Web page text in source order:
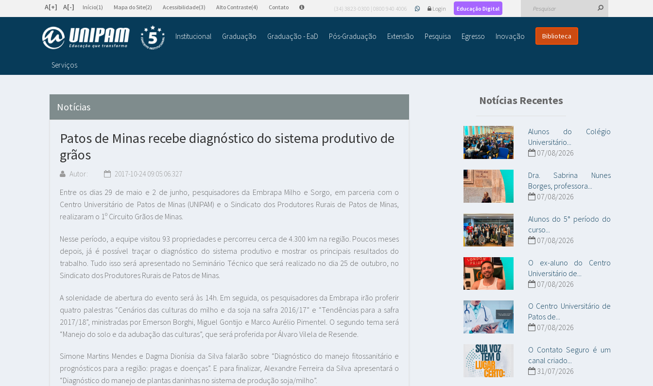
A[+] A[-] Início(1) Mapa do Site(2) Acessibilidade(3) Alto Contraste(4) Contato (34) 3823-0300 | 0800 940 4006 Login Educação Digital
Institucional Graduação Graduação - EaD Pós-Graduação Extensão Pesquisa Egresso Inovação Biblioteca
Serviços
Notícias
Patos de Minas recebe diagnóstico do sistema produtivo de
grãos
Autor: 2017-10-24 09:05:06.327
Entre os dias 29 de maio e 2 de junho, pesquisadores da Embrapa Milho e Sorgo, em parceria com o
Centro Universitário de Patos de Minas (UNIPAM) e o Sindicato dos Produtores Rurais de Patos de Minas,
realizaram o 1º Circuito Grãos de Minas.
Nesse período, a equipe visitou 93 propriedades e percorreu cerca de 4.300 km na região. Poucos meses
depois, já é possível traçar o diagnóstico do sistema produtivo e mostrar os principais resultados do
trabalho. Tudo isso será apresentado no Seminário Técnico que será realizado no dia 25 de outubro, no
Sindicato dos Produtores Rurais de Patos de Minas.
A solenidade de abertura do evento será às 14h. Em seguida, os pesquisadores da Embrapa irão proferir
quatro palestras “Cenários das culturas do milho e da soja na safra 2016/17” e “Tendências para a safra
2017/18”, ministradas por Emerson Borghi, Miguel Gontijo e Marco Aurélio Pimentel. O segundo tema será
“Manejo do solo e da adubação das culturas”, que será proferida por Álvaro Vilela de Resende.
Simone Martins Mendes e Dagma Dionísia da Silva falarão sobre “Diagnóstico do manejo fitossanitário e
prognósticos para a região: pragas e doenças”. E para finalizar, Alexandre Ferreira da Silva apresentará o
“Diagnóstico do manejo de plantas daninhas no sistema de produção soja/milho”.
Notícias Recentes
Alunos do Colégio
Universitário...
07/08/2026
Dra. Sabrina Nunes
Borges, professora...
07/08/2026
Alunos do 5° período do
curso...
07/08/2026
O ex-aluno do Centro
Universitário de...
07/08/2026
O Centro Universitário de
Patos de...
07/08/2026
O Contato Seguro é um
canal criado...
31/07/2026